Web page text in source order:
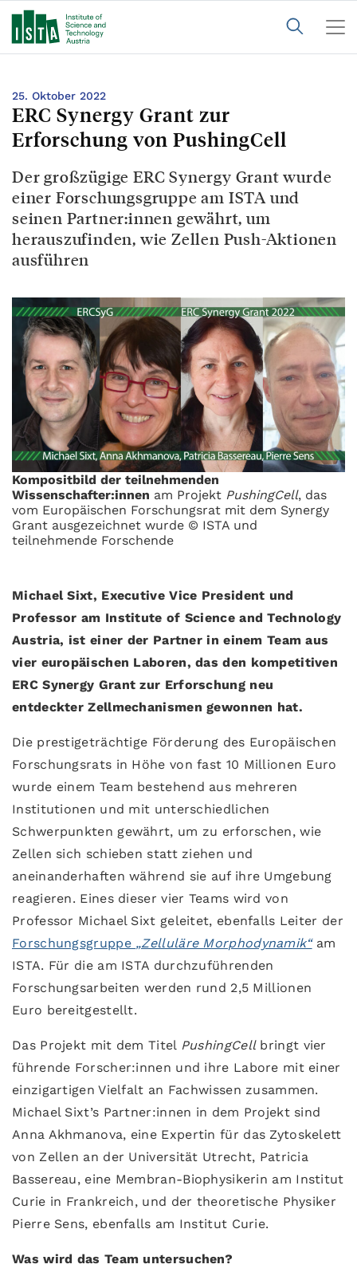
25. Oktober 2022
ERC Synergy Grant zur
Erforschung von PushingCell
Der großzügige ERC Synergy Grant wurde
einer Forschungsgruppe am ISTA und
seinen Partner:innen gewährt, um
herauszufinden, wie Zellen Push-Aktionen
ausführen
Kompositbild der teilnehmenden
Wissenschafter:innen am Projekt PushingCell, das
vom Europäischen Forschungsrat mit dem Synergy
Grant ausgezeichnet wurde © ISTA und
teilnehmende Forschende
Michael Sixt, Executive Vice President und
Professor am Institute of Science and Technology
Austria, ist einer der Partner in einem Team aus
vier europäischen Laboren, das den kompetitiven
ERC Synergy Grant zur Erforschung neu
entdeckter Zellmechanismen gewonnen hat.
Die prestigeträchtige Förderung des Europäischen
Forschungsrats in Höhe von fast 10 Millionen Euro
wurde einem Team bestehend aus mehreren
Institutionen und mit unterschiedlichen
Schwerpunkten gewährt, um zu erforschen, wie
Zellen sich schieben statt ziehen und
aneinanderhaften während sie auf ihre Umgebung
reagieren. Eines dieser vier Teams wird von
Professor Michael Sixt geleitet, ebenfalls Leiter der
Forschungsgruppe „Zelluläre Morphodynamik“am
ISTA. Für die am ISTA durchzuführenden
Forschungsarbeiten werden rund 2,5 Millionen
Euro bereitgestellt.
Das Projekt mit dem Titel PushingCellbringt vier
führende Forscher:innen und ihre Labore mit einer
einzigartigen Vielfalt an Fachwissen zusammen.
Michael Sixt’s Partner:innen in dem Projekt sind
Anna Akhmanova, eine Expertin für das Zytoskelett
von Zellen an der Universität Utrecht, Patricia
Bassereau, eine Membran-Biophysikerin am Institut
Curie in Frankreich, und der theoretische Physiker
Pierre Sens, ebenfalls am Institut Curie.
Was wird das Team untersuchen?